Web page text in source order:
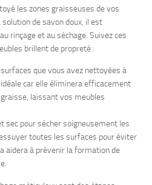
les zones graisseuses de vos
solution de savon doux, il est
rinçage et au séchage. Suivez ces
brillent de propreté :
que vous avez nettoyées à
idéale car elle éliminera efficacement
laissant vos meubles
sec pour sécher soigneusement les
toutes les surfaces pour éviter
aidera à prévenir la formation de